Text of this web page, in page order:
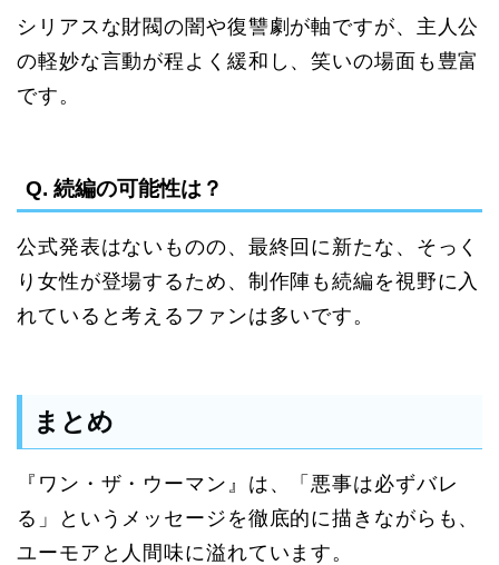
シリアスな財閥の闇や復讐劇が軸ですが、主人公
の軽妙な言動が程よく緩和し、笑いの場面も豊富
です。
Q. 続編の可能性は？
公式発表はないものの、最終回に新たな、そっく
り女性が登場するため、制作陣も続編を視野に入
れていると考えるファンは多いです。
まとめ
『ワン・ザ・ウーマン』は、「悪事は必ずバレ
る」というメッセージを徹底的に描きながらも、
ユーモアと人間味に溢れています。